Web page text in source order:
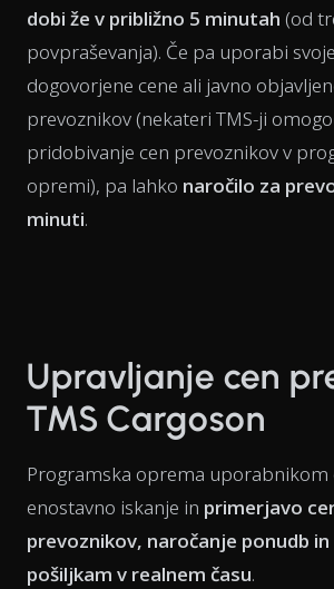
dobi že v približno 5 minutah (od
povpraševanja). Če pa uporabi
dogovorjene cene ali javno
prevoznikov (nekateri TMS-ji
pridobivanje cen prevoznikov v
opremi), pa lahko naročilo za
minuti.
Upravljanje cen
TMS Cargoson
Programska oprema uporabnikom
enostavno iskanje in primerjavo
prevoznikov, naročanje ponudb
pošiljkam v realnem času.